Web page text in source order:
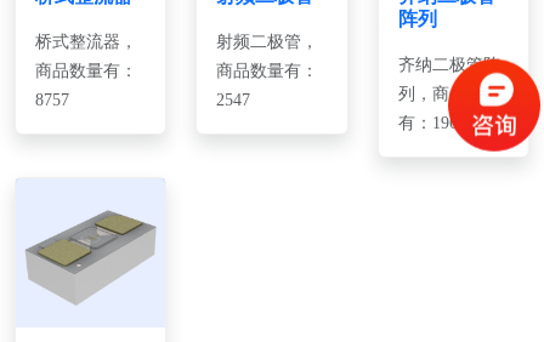
桥式整流器，
商品数量有：
8757
射频二极管，
商品数量有：
2547
阵列
齐纳二极管阵
列，商品数量
有：1968